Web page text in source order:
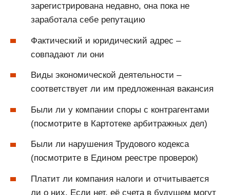
зарегистрирована недавно, она пока не
заработала себе репутацию
Фактический и юридический адрес –
совпадают ли они
Виды экономической деятельности –
соответствует ли им предложенная вакансия
Были ли у компании споры с контрагентами
(посмотрите в Картотеке арбитражных дел)
Были ли нарушения Трудового кодекса
(посмотрите в Едином реестре проверок)
Платит ли компания налоги и отчитывается
ли о них. Если нет, её счета в будущем могут